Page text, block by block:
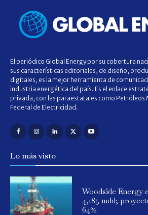
El periódico Global Energy por su cobertura
sus características editoriales, de diseño,
digitales, es la mejor herramienta de
industria energética del país. Es el enlace
privada, con las paraestatales como Petróleos
Federal de Electricidad.
Lo más visto
Woodside Energy
4,185 mdd;
64%